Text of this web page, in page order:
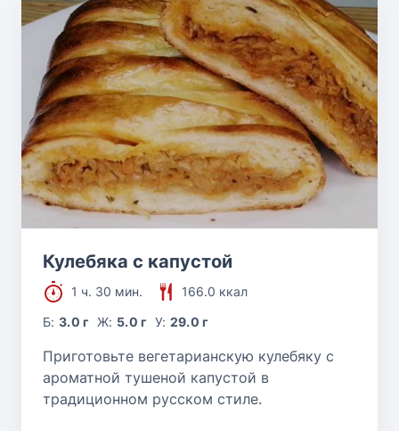
Кулебяка с капустой
1 ч. 30 мин.
166.0 ккал
Б:3.0 г Ж: 5.0 г У: 29.0 г
Приготовьте вегетарианскую кулебяку с
ароматной тушеной капустой в
традиционном русском стиле.